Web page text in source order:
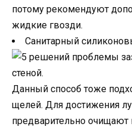
потому рекомендуют
жидкие гвозди.
Санитарный
Данный способ тоже
щелей. Для достижения
предварительно